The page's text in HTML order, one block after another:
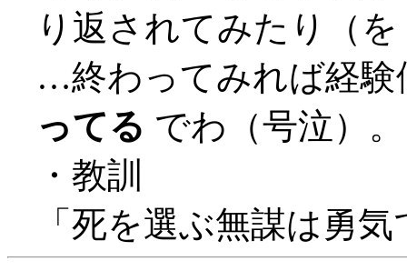
り返されてみたり（を
…終わってみれば経
ってる でわ（号泣）。
・教訓
「死を選ぶ無謀は勇